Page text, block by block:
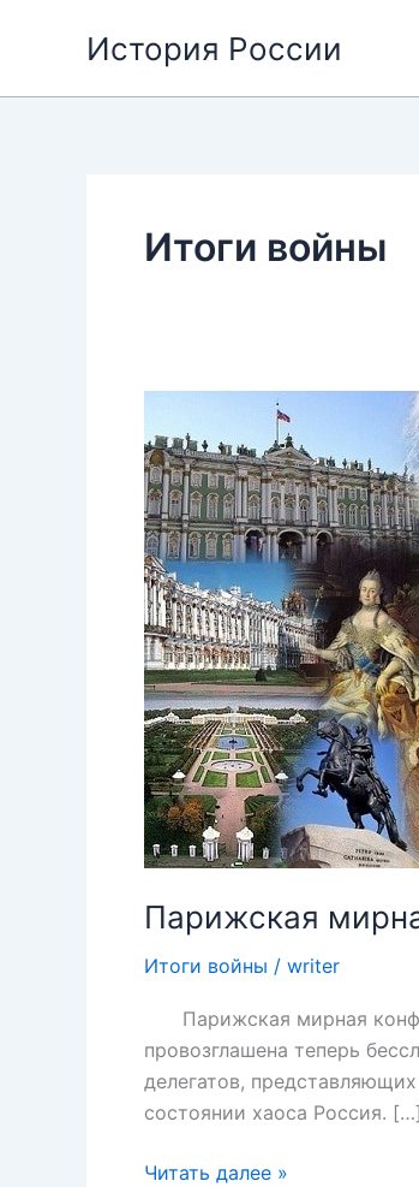
История России
Итоги войны
Парижская
Итоги войны / writer
Парижская мирная
провозглашена теперь
делегатов,
состоянии хаоса Россия. […]
Парижская
Читать далее »